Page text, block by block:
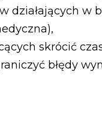
działających w
skrócić
błędy